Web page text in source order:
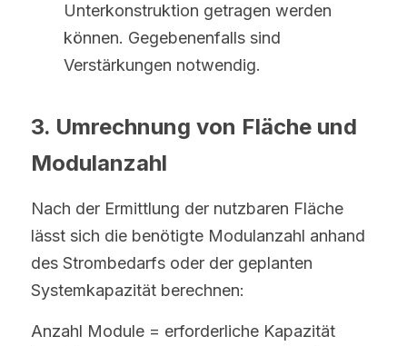
Unterkonstruktion getragen werden
können. Gegebenenfalls sind
Verstärkungen notwendig.
3. Umrechnung von Fläche und
Modulanzahl
Nach der Ermittlung der nutzbaren Fläche
lässt sich die benötigte Modulanzahl anhand
des Strombedarfs oder der geplanten
Systemkapazität berechnen:
Anzahl Module = erforderliche Kapazität